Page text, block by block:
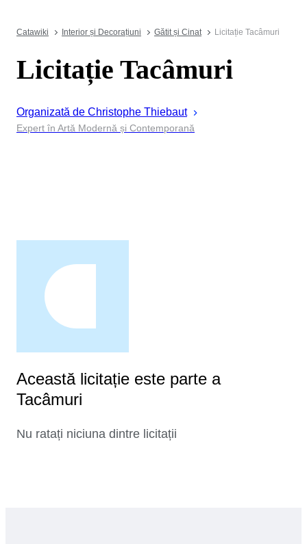
Catawiki Interior și Decorațiuni Gătit și Cinat Licitație Tacâmuri
Licitație Tacâmuri
Organizată de Christophe Thiebaut
Expert în Artă Modernă și Contemporană
Această licitație este parte a
Tacâmuri
Nu ratați niciuna dintre licitații